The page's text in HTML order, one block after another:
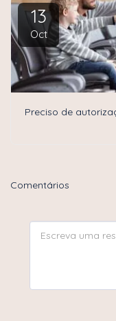
13
Oct
Preciso de
Comentários